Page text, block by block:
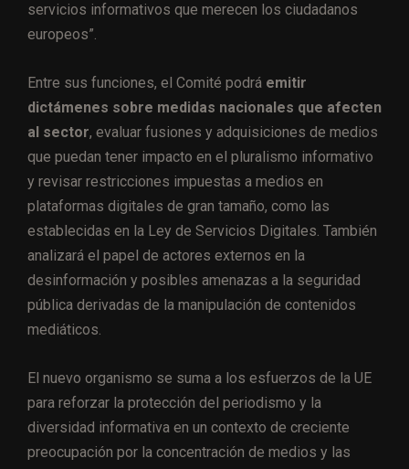
servicios informativos que merecen los ciudadanos
europeos”.
Entre sus funciones, el Comité podrá emitir
dictámenes sobre medidas nacionales que afecten
al sector, evaluar fusiones y adquisiciones de medios
que puedan tener impacto en el pluralismo informativo
y revisar restricciones impuestas a medios en
plataformas digitales de gran tamaño, como las
establecidas en la Ley de Servicios Digitales. También
analizará el papel de actores externos en la
desinformación y posibles amenazas a la seguridad
pública derivadas de la manipulación de contenidos
mediáticos.
El nuevo organismo se suma a los esfuerzos de la UE
para reforzar la protección del periodismo y la
diversidad informativa en un contexto de creciente
preocupación por la concentración de medios y las